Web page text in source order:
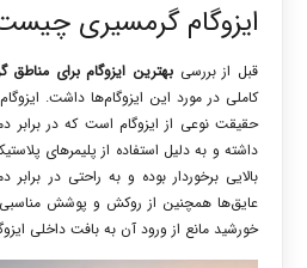
ایزوگام گرمسیری
قبل از بررسی بهترین ایزوگام برای مناطق
حقیقت نوعی از ایزوگام است که در برابر
داشته و به دلیل استفاده از پلیمرهای
بالایی برخوردار بوده و به راحتی در
عایق‌ها همچنین از روکش و پوشش مناسبی
خورشید مانع از ورود آن به بافت داخلی